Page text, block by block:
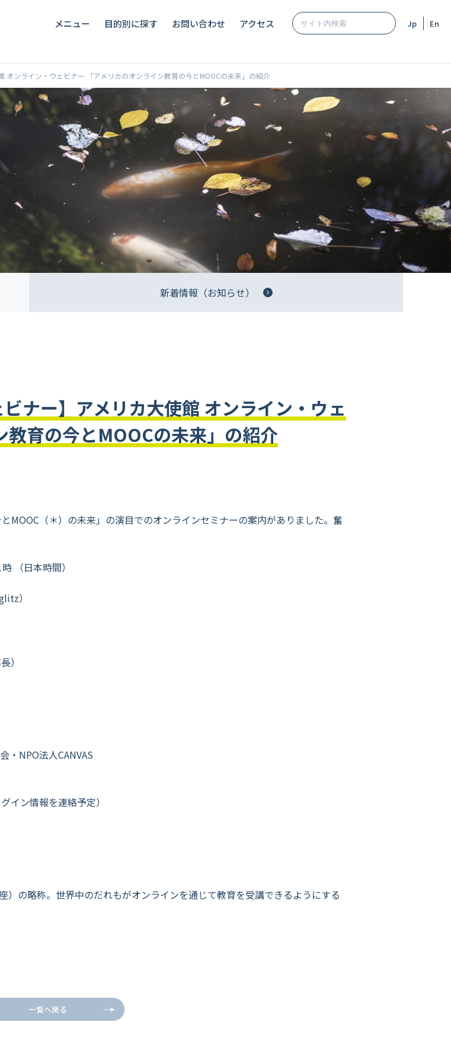
メニュー 目的別に探す お問い合わせ アクセス En
Jp
オンライン・ウェビナー 「アメリカのオンライン教育の今とMOOCの未来」の紹介
新着情報（お知らせ）
ナー】アメリカ大使館 オンライン・ウェ
教育の今とMOOCの未来」の紹介
MOOC（＊）の未来」の演目でのオンラインセミナーの案内がありました。奮
（日本時間）
）
）
・NPO法人CANVAS
イン情報を連絡予定）
の略称。世界中のだれもがオンラインを通じて教育を受講できるようにする
一覧へ戻る